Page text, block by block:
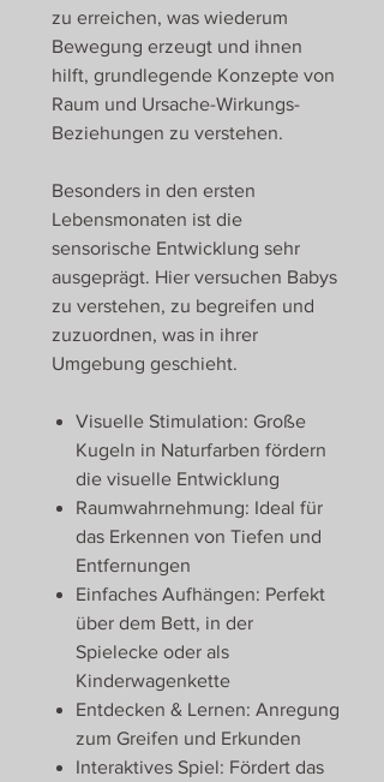
zu erreichen, was wiederum
Bewegung erzeugt und ihnen
hilft, grundlegende Konzepte von
Raum und Ursache-Wirkungs-
Beziehungen zu verstehen.
Besonders in den ersten
Lebensmonaten ist die
sensorische Entwicklung sehr
ausgeprägt. Hier versuchen Babys
zu verstehen, zu begreifen und
zuzuordnen, was in ihrer
Umgebung geschieht.
Visuelle Stimulation: Große
Kugeln in Naturfarben fördern
die visuelle Entwicklung
Raumwahrnehmung: Ideal für
das Erkennen von Tiefen und
Entfernungen
Einfaches Aufhängen: Perfekt
über dem Bett, in der
Spielecke oder als
Kinderwagenkette
Entdecken & Lernen: Anregung
zum Greifen und Erkunden
Interaktives Spiel: Fördert das